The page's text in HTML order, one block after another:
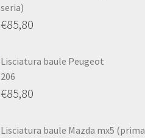
seria)
Il
originale
era:
€110,00.
€85,80
prezzo
attuale
è:
Lisciatura baule Peugeot
206
Il
originale
€85,80
prezzo
Lisciatura baule Mazda mx5 (prima